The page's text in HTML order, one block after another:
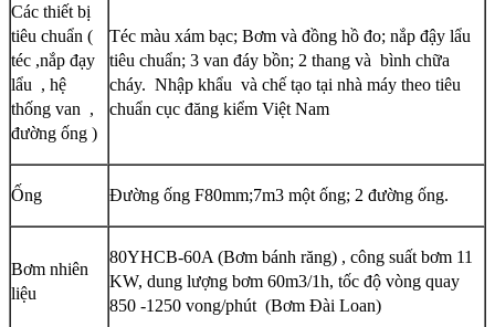
Các thiết bị
tiêu chuẩn (
téc ,nắp đạy
lẩu , hệ
thống van ,
đường ống )
Téc màu xám bạc; Bơm và đồng hồ đo; nắp đậy lẩu
tiêu chuẩn; 3 van đáy bồn; 2 thang và bình chữa
cháy. Nhập khẩu và chế tạo tại nhà máy theo tiêu
chuẩn cục đăng kiểm Việt Nam
Ống Đường ống F80mm;7m3 một ống; 2 đường ống.
Bơm nhiên
liệu
80YHCB-60A (Bơm bánh răng) , công suất bơm 11
KW, dung lượng bơm 60m3/1h, tốc độ vòng quay
850 -1250 vong/phút (Bơm Đài Loan)